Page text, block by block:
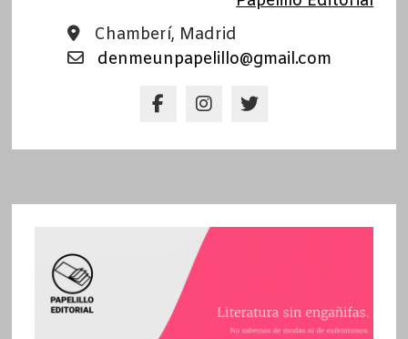
Chamberí, Madrid
denmeunpapelillo@gmail.com